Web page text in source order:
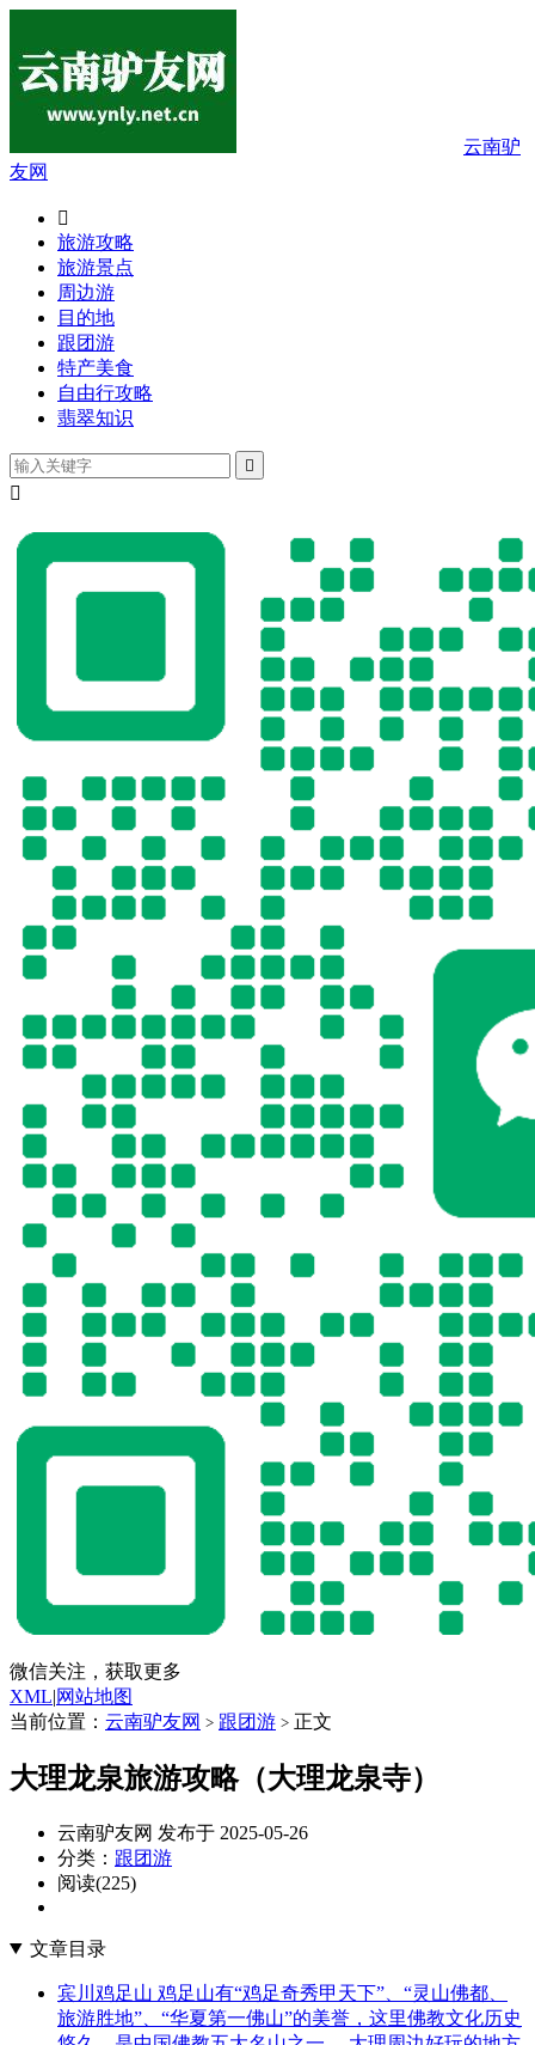
云南驴
友网

旅游攻略
旅游景点
周边游
目的地
跟团游
特产美食
自由行攻略
翡翠知识


微信关注，获取更多
XML|网站地图
当前位置： 云南驴友网 > 跟团游 > 正文
大理龙泉旅游攻略（大理龙泉寺）
云南驴友网 发布于 2025-05-26
分类： 跟团游
阅读(225)
文章目录
宾川鸡足山 鸡足山有“鸡足奇秀甲天下”、“灵山佛都、
旅游胜地”、“华夏第一佛山”的美誉，这里佛教文化历史